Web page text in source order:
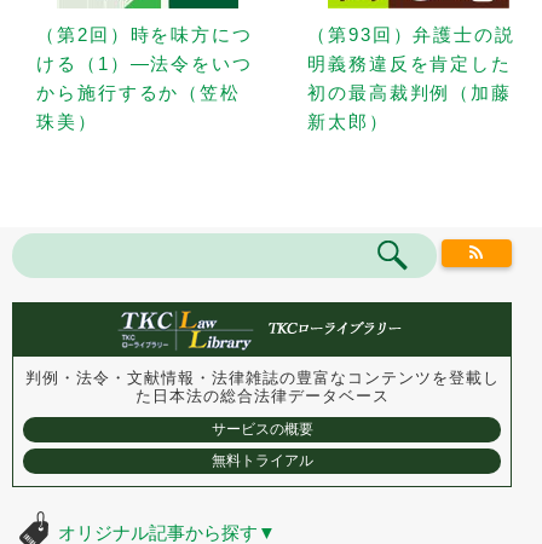
（第2回）時を味方につ
ける（1）—法令をいつ
から施行するか（笠松
珠美）
（第93回）弁護士の説
明義務違反を肯定した
初の最高裁判例（加藤
新太郎）
判例・法令・文献情報・法律雑誌の豊富なコンテンツを登載し
た 日本法の総合法律データベース
サービスの概要
無料トライアル
オリジナル記事から探す ▼